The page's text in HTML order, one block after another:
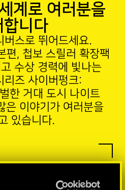
계로 여러분을
합니다
버스로 뛰어드세요.
편, 첩보 스릴러 확장팩
수상 경력에 빛나는
리즈 사이버펑크:
한 거대 도시 나이트
은 이야기가 여러분을
있습니다.